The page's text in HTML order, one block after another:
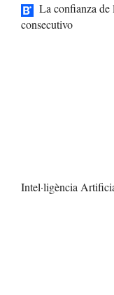
La confianza
consecutivo
Intel·ligència